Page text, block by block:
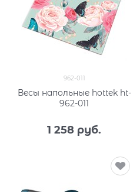
962-011
Весы напольные hottek ht-
962-011
1 258 руб.